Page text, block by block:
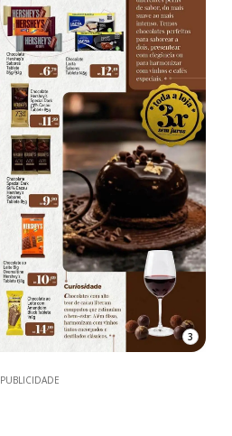
3
PUBLICIDADE